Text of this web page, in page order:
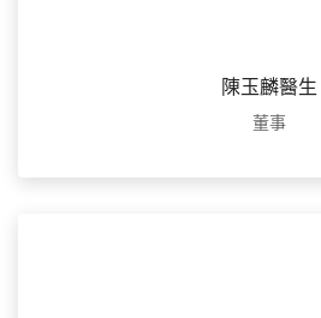
陳玉麟醫生
董事